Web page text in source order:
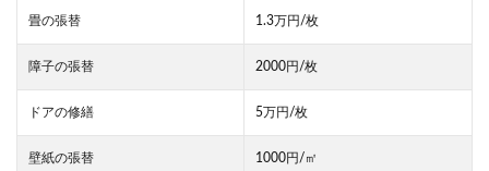
畳の張替 1.3万円/枚
障子の張替 2000円/枚
ドアの修繕 5万円/枚
壁紙の張替 1000円/㎡